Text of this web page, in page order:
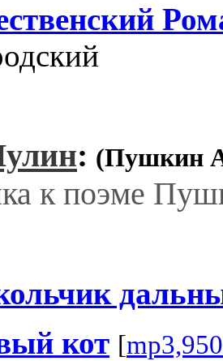
: (Пушкин
к поэме
кот [